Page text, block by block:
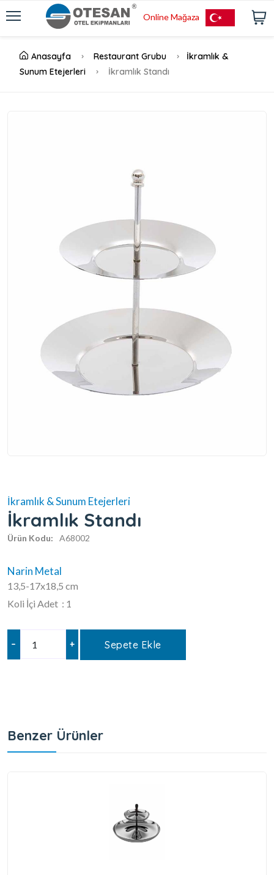
Online Mağaza
Anasayfa Restaurant Grubu
İkramlık &
Sunum Etejerleri
İkramlık Standı
İkramlık & Sunum Etejerleri
İkramlık Standı
Ürün Kodu: A68002
Narin Metal
13,5-17x18,5 cm
Koli İçi Adet : 1
– + Sepete Ekle
Benzer Ürünler